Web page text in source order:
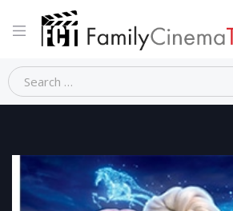
Home Animazione